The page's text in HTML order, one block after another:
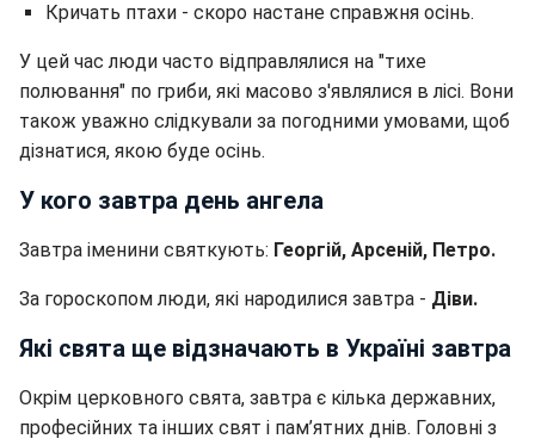
Кричать птахи - скоро настане справжня осінь.
У цей час люди часто відправлялися на "тихе
полювання" по гриби, які масово з'являлися в лісі. Вони
також уважно слідкували за погодними умовами, щоб
дізнатися, якою буде осінь.
У кого завтра день ангела
Завтра іменини святкують: Георгій, Арсеній, Петро.
За гороскопом люди, які народилися завтра - Діви.
Які свята ще відзначають в Україні завтра
Окрім церковного свята, завтра є кілька державних,
професійних та інших свят і пам’ятних днів. Головні з